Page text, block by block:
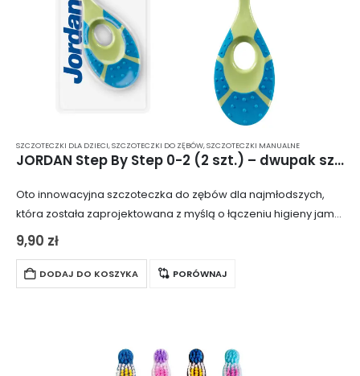
SZCZOTECZKI DLA DZIECI,SZCZOTECZKI DO ZĘBÓW,SZCZOTECZKI MANUALNE
JORDAN Step By Step 0-2 (2 szt.) – dwupak szczoteczko-gryzaków dla dzieci do 2. roku życia
Oto innowacyjna szczoteczka do zębów dla najmłodszych,
która została zaprojektowana z myślą o łączeniu higieny jamy
ustnej z ulga podczas ząbkowania. Produkt łączy w sobie
funkcję szczoteczki i gryzaka. Miękkie…
9,90 zł
DODAJ DO KOSZYKA PORÓWNAJ